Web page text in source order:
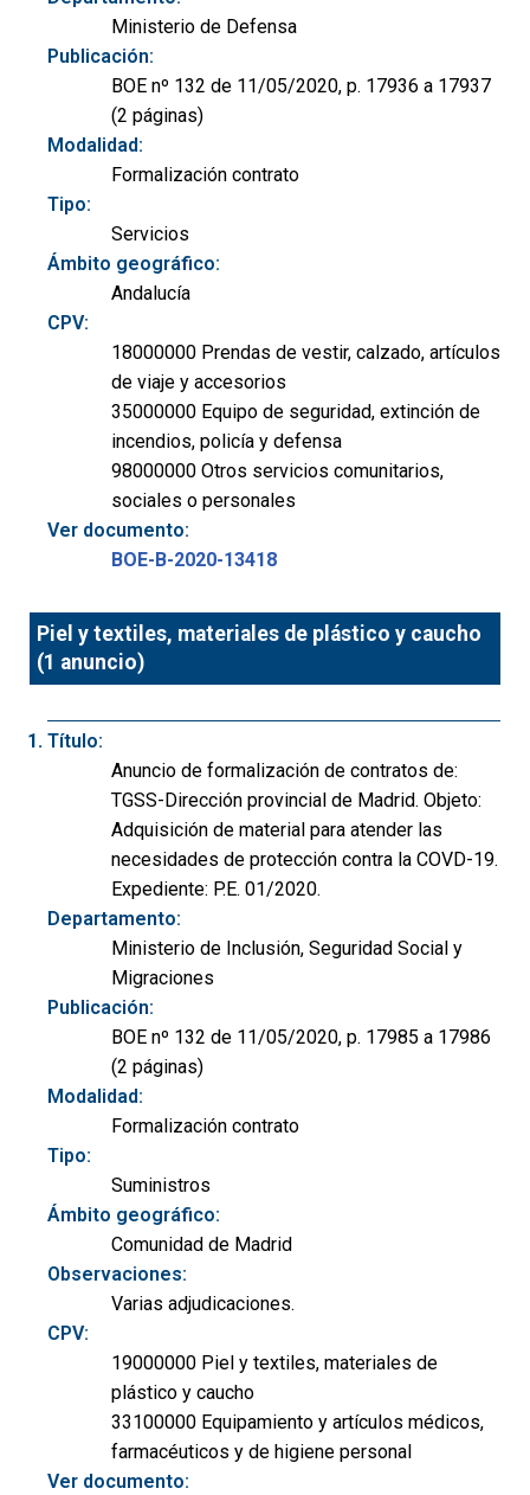
Ministerio de Defensa
Publicación:
BOE nº 132 de 11/05/2020, p. 17936 a 17937
(2 páginas)
Modalidad:
Formalización contrato
Tipo:
Servicios
Ámbito geográfico:
Andalucía
CPV:
18000000 Prendas de vestir, calzado, artículos
de viaje y accesorios
35000000 Equipo de seguridad, extinción de
incendios, policía y defensa
98000000 Otros servicios comunitarios,
sociales o personales
Ver documento:
BOE-B-2020-13418
Piel y textiles, materiales de plástico y caucho
(1 anuncio)
Título:
Anuncio de formalización de contratos de:
TGSS-Dirección provincial de Madrid. Objeto:
Adquisición de material para atender las
necesidades de protección contra la COVD-19.
Expediente: P.E. 01/2020.
Departamento:
Ministerio de Inclusión, Seguridad Social y
Migraciones
Publicación:
BOE nº 132 de 11/05/2020, p. 17985 a 17986
(2 páginas)
Modalidad:
Formalización contrato
Tipo:
Suministros
Ámbito geográfico:
Comunidad de Madrid
Observaciones:
Varias adjudicaciones.
CPV:
19000000 Piel y textiles, materiales de
plástico y caucho
33100000 Equipamiento y artículos médicos,
farmacéuticos y de higiene personal
Ver documento: